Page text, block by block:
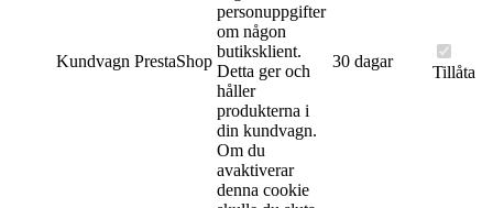
Kundvagn PrestaShop
personuppgifter
om någon
butiksklient.
Detta ger och
håller
produkterna i
din kundvagn.
Om du
avaktiverar
denna cookie
30 dagar
Tillåta